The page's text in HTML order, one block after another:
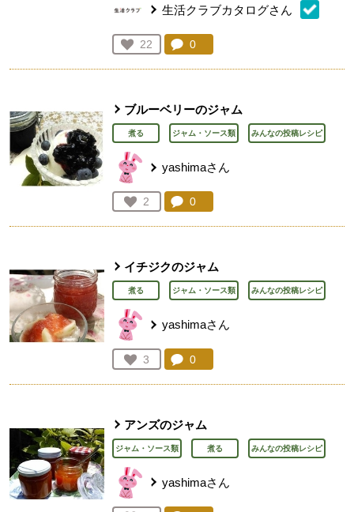
生活クラブカタログさん
お気に入り登録：
22
人が登録
コメント：
0
ブルーベリーのジャム
煮る ジャム・ソース類 みんなの投稿レシピ
yashimaさん
お気に入り登録：
2
人が登録
コメント：
0
イチジクのジャム
煮る ジャム・ソース類 みんなの投稿レシピ
yashimaさん
お気に入り登録：
3
人が登録
コメント：
0
アンズのジャム
ジャム・ソース類 煮る みんなの投稿レシピ
yashimaさん